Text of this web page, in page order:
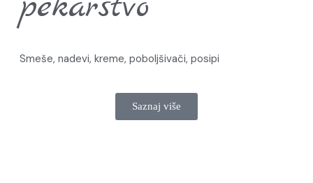
Smeše, nadevi, kreme, poboljšivači, posipi
Saznaj više